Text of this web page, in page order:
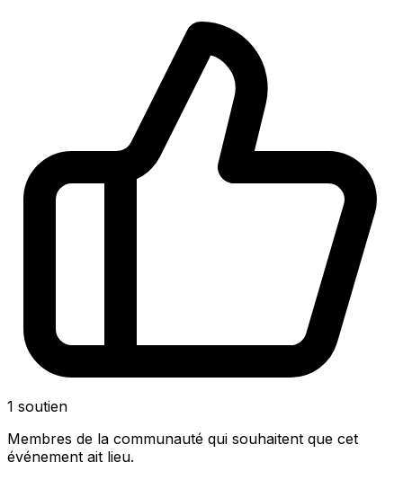
1 soutien
Membres de la communauté qui souhaitent que cet
événement ait lieu.